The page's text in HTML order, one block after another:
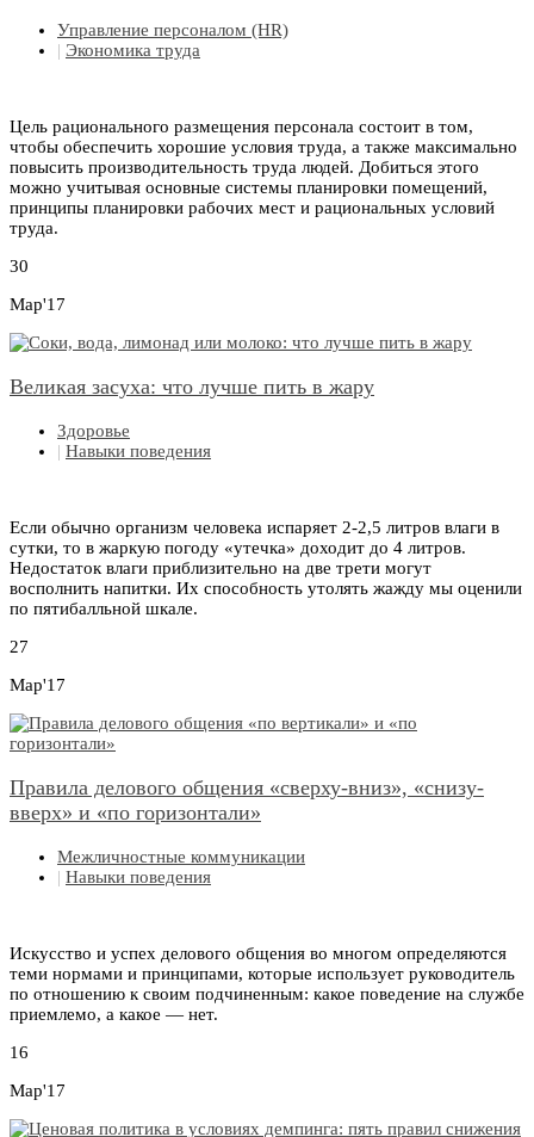
Управление персоналом (HR)
| Экономика труда
Цель рационального размещения персонала состоит в том,
чтобы обеспечить хорошие условия труда, а также максимально
повысить производительность труда людей. Добиться этого
можно учитывая основные системы планировки помещений,
принципы планировки рабочих мест и рациональных условий
труда.
30
Мар'17
Великая засуха: что лучше пить в жару
Здоровье
| Навыки поведения
Если обычно организм человека испаряет 2-2,5 литров влаги в
сутки, то в жаркую погоду «утечка» доходит до 4 литров.
Недостаток влаги приблизительно на две трети могут
восполнить напитки. Их способность утолять жажду мы оценили
по пятибалльной шкале.
27
Мар'17
Правила делового общения «сверху-вниз», «снизу-
вверх» и «по горизонтали»
Межличностные коммуникации
| Навыки поведения
Искусство и успех делового общения во многом определяются
теми нормами и принципами, которые использует руководитель
по отношению к своим подчиненным: какое поведение на службе
приемлемо, а какое — нет.
16
Мар'17